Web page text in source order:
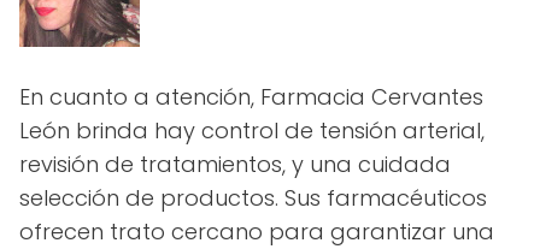
En cuanto a atención, Farmacia Cervantes
León brinda hay control de tensión arterial,
revisión de tratamientos, y una cuidada
selección de productos. Sus farmacéuticos
ofrecen trato cercano para garantizar una